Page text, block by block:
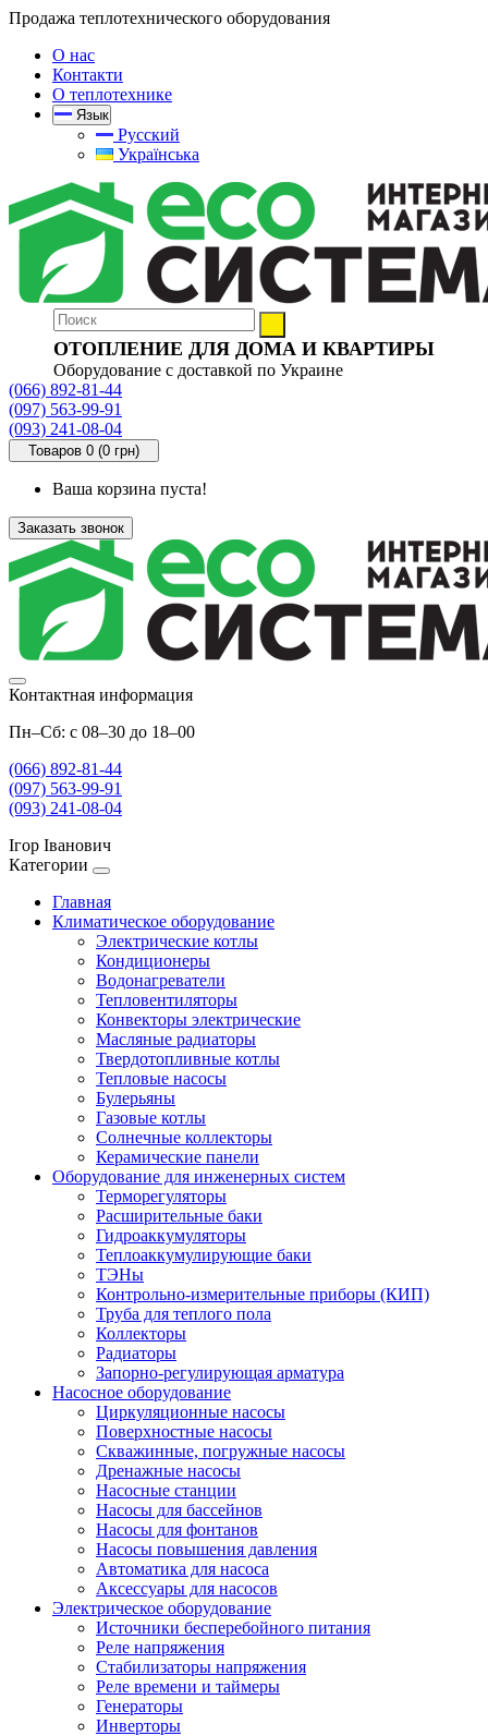
Продажа теплотехнического оборудования
О нас
Контакти
О теплотехнике
Язык
Русский
Українська
ОТОПЛЕНИЕ ДЛЯ ДОМА И КВАРТИРЫ
Оборудование с доставкой по Украине
(066) 892-81-44
(097) 563-99-91
(093) 241-08-04
Товаров 0 (0 грн)
Ваша корзина пуста!
Заказать звонок
Контактная информация
Пн–Сб: с 08–30 до 18–00
(066) 892-81-44
(097) 563-99-91
(093) 241-08-04
Ігор Іванович
Категории
Главная
Климатическое оборудование
Электрические котлы
Кондиционеры
Водонагреватели
Тепловентиляторы
Конвекторы электрические
Масляные радиаторы
Твердотопливные котлы
Тепловые насосы
Булерьяны
Газовые котлы
Солнечные коллекторы
Керамические панели
Оборудование для инженерных систем
Терморегуляторы
Расширительные баки
Гидроаккумуляторы
Теплоаккумулирующие баки
ТЭНы
Контрольно-измерительные приборы (КИП)
Труба для теплого пола
Коллекторы
Радиаторы
Запорно-регулирующая арматура
Насосное оборудование
Циркуляционные насосы
Поверхностные насосы
Скважинные, погружные насосы
Дренажные насосы
Насосные станции
Насосы для бассейнов
Насосы для фонтанов
Насосы повышения давления
Автоматика для насоса
Аксессуары для насосов
Электрическое оборудование
Источники бесперебойного питания
Реле напряжения
Стабилизаторы напряжения
Реле времени и таймеры
Генераторы
Инверторы